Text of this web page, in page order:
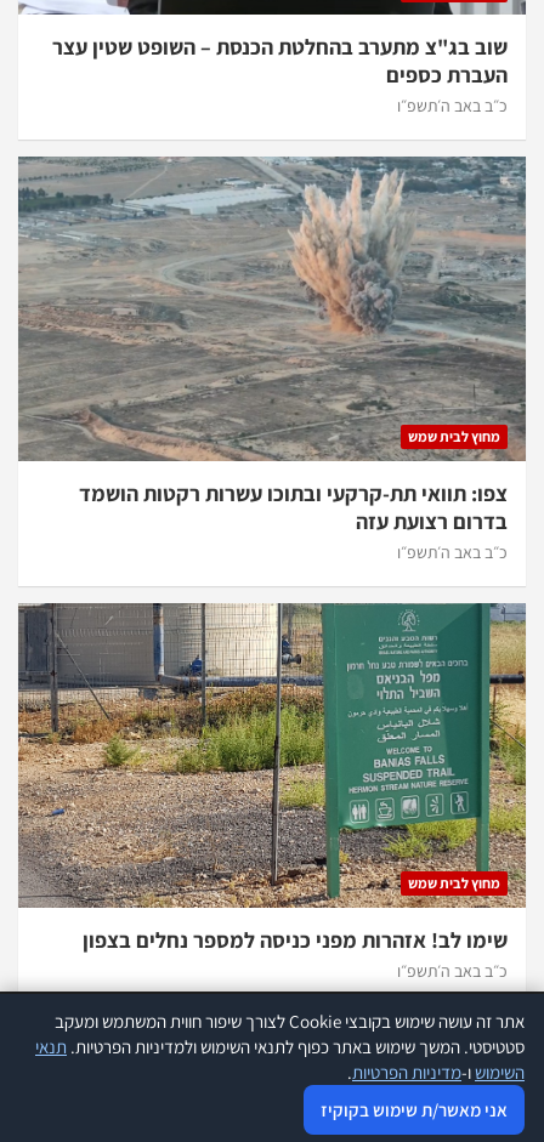
שוב בג"צ מתערב בהחלטת הכנסת – השופט שטין עצר
העברת כספים
כ״ב באב ה׳תשפ״ו
מחוץ לבית שמש
צפו: תוואי תת-קרקעי ובתוכו עשרות רקטות הושמד
בדרום רצועת עזה
כ״ב באב ה׳תשפ״ו
מחוץ לבית שמש
שימו לב! אזהרות מפני כניסה למספר נחלים בצפון
כ״ב באב ה׳תשפ״ו
כל הזכויות שמורות להנהלת אתר 418 |
מדיניות פרטיות
אתר זה עושה שימוש בקובצי Cookie לצורך שיפור חווית המשתמש ומעקב
סטטיסטי. המשך שימוש באתר כפוף לתנאי השימוש ולמדיניות הפרטיות. תנאי
השימושו-מדיניות הפרטיות.
אני מאשר/ת שימוש בקוקיז
אתר זה עושה שימוש בקוקיז לצורך שיפור חווית המשתמש ומעקב סטטיסטי.
עוד
אני מאשר שימוש בקוקיז